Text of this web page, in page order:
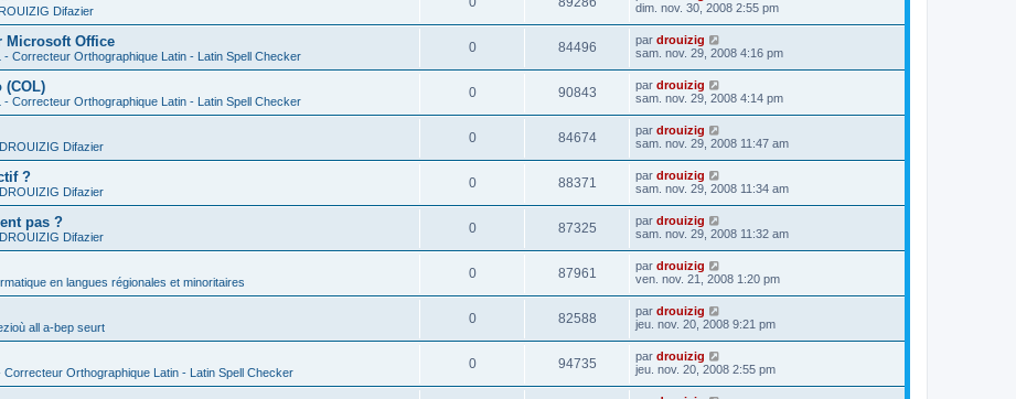
Difazier
dim. nov. 30, 2008 2:55 pm
Microsoft Office
- Correcteur Orthographique Latin - Latin Spell Checker
0 84496 par drouizig
sam. nov. 29, 2008 4:16 pm
(COL)
- Correcteur Orthographique Latin - Latin Spell Checker
0 90843 par drouizig
sam. nov. 29, 2008 4:14 pm
Difazier
0 84674 par drouizig
sam. nov. 29, 2008 11:47 am
?
Difazier
0 88371 par drouizig
sam. nov. 29, 2008 11:34 am
pas ?
Difazier
0 87325 par drouizig
sam. nov. 29, 2008 11:32 am
en langues régionales et minoritaires
0 87961 par drouizig
ven. nov. 21, 2008 1:20 pm
all a-bep seurt
0 82588 par drouizig
jeu. nov. 20, 2008 9:21 pm
Correcteur Orthographique Latin - Latin Spell Checker
0 94735 par drouizig
jeu. nov. 20, 2008 2:55 pm